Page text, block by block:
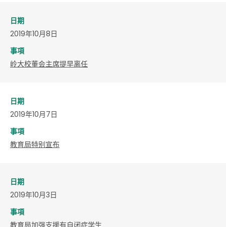
日期
2019年10月8日
事項
岭大校董会主席提早离任
日期
2019年10月7日
事項
教育局特别宣布
日期
2019年10月3日
事項
教育局加强支援有自闭症学生